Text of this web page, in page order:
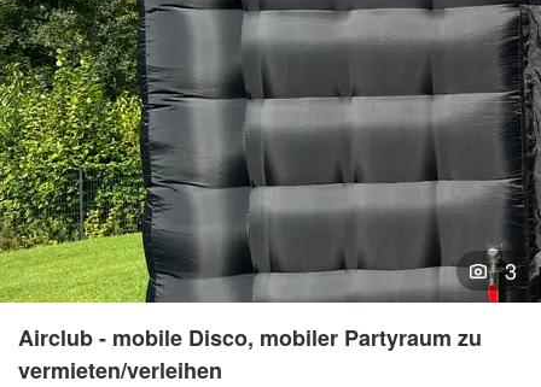
Nachrichten
Anzeige aufgeben
3
Airclub - mobile Disco, mobiler Partyraum zu
vermieten/verleihen